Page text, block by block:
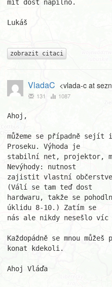
mít dost napilno.
Lukáš
zobrazit citaci
VladaC <vlada-c at
131 1087
Ahoj,
můžeme se případně sejít
Proseku. Výhoda je
stabilní net, projektor,
Nevýhody: nutnost
zajistit vlastní
(Válí se tam teď dost
hardwaru, takže se
úklidu 8-10.) Zatím se
nás ale nikdy nesešlo
Každopádně se mnou
konat kdekoli.
Ahoj Vláďa